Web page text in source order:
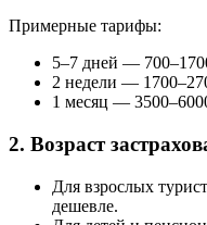
Примерные тарифы:
5–7 дней —
2 недели —
1 месяц —
2. Возраст
Для взрослых
дешевле.